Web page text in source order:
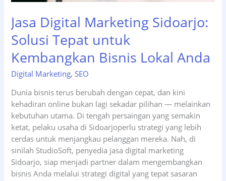
Jasa Digital Marketing Sidoarjo:
Solusi Tepat untuk
Kembangkan Bisnis Lokal Anda
Digital Marketing,SEO
Dunia bisnis terus berubah dengan cepat, dan kini
kehadiran online bukan lagi sekadar pilihan — melainkan
kebutuhan utama. Di tengah persaingan yang semakin
ketat, pelaku usaha di Sidoarjoperlu strategi yang lebih
cerdas untuk menjangkau pelanggan mereka. Nah, di
sinilah StudioSoft, penyedia jasa digital marketing
Sidoarjo, siap menjadi partner dalam mengembangkan
bisnis Anda melalui strategi digital yang tepat sasaran